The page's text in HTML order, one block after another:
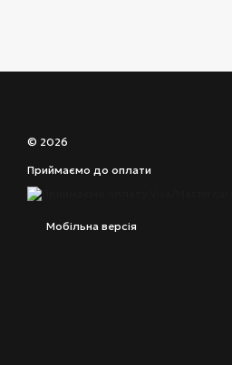
© 2026
Приймаємо до оплати
Мобільна версія